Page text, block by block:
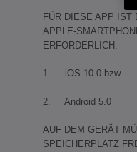
FÜR DIESE APP IST
APPLE-
ERFORDERLICH:
1. iOS 10.0 bzw.
2. Android 5.0
AUF DEM GERÄT
SPEICHERPLATZ